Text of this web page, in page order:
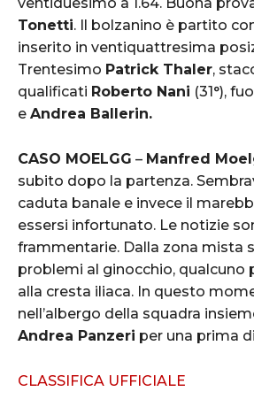
Tonetti. Il bolzanino è partito
inserito in ventiquattresima
Trentesimo Patrick Thaler,
qualificati Roberto Nani (31°),
e Andrea Ballerin.
CASO MOELGG – Manfred
subito dopo la partenza.
caduta banale e invece il
essersi infortunato. Le notizie
frammentarie. Dalla zona mista
problemi al ginocchio, qualcuno
alla cresta iliaca. In questo
nell’albergo della squadra
Andrea Panzeri per una prima
CLASSIFICA UFFICIALE